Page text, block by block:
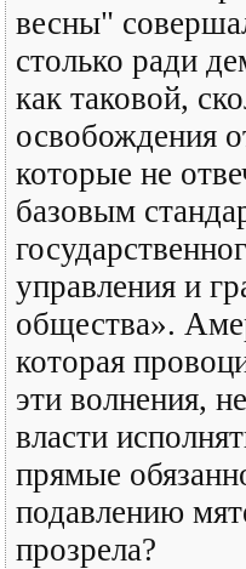
весны"
столько ради
как таковой,
освобождения
которые не
базовым
управления и
общества».
которая
эти волнения,
власти
прямые
подавлению
прозрела?